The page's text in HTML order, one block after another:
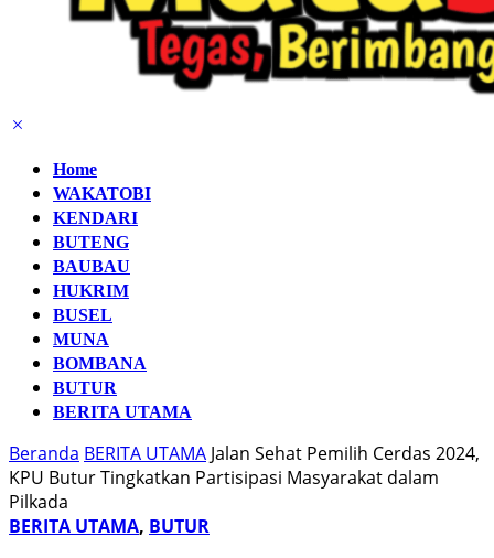
Home
WAKATOBI
KENDARI
BUTENG
BAUBAU
HUKRIM
BUSEL
MUNA
BOMBANA
BUTUR
BERITA UTAMA
Beranda BERITA UTAMA Jalan Sehat Pemilih Cerdas 2024,
KPU Butur Tingkatkan Partisipasi Masyarakat dalam
Pilkada
BERITA UTAMA, BUTUR